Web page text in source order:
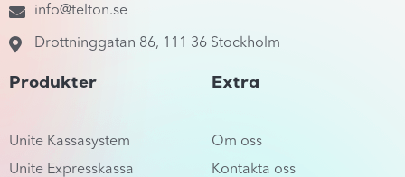
info@telton.se
Drottninggatan 86, 111 36 Stockholm
Produkter
Unite Kassasystem
Unite Expresskassa
Extra
Om oss
Kontakta oss